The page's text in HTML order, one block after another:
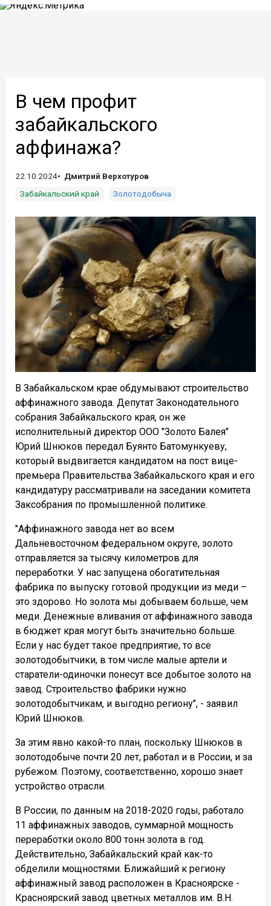
В чем профит
забайкальского
аффинажа?
22.10.2024
Дмитрий Верхотуров
Забайкальский край
Золотодобыча
В Забайкальском крае обдумывают строительство
аффинажного завода. Депутат Законодательного
собрания Забайкальского края, он же
исполнительный директор ООО "Золото Балея"
Юрий Шнюков передал Буянто Батомункуеву,
который выдвигается кандидатом на пост вице-
премьера Правительства Забайкальского края и его
кандидатуру рассматривали на заседании комитета
Заксобрания по промышленной политике.
"Аффинажного завода нет во всем
Дальневосточном федеральном округе, золото
отправляется за тысячу километров для
переработки. У нас запущена обогатительная
фабрика по выпуску готовой продукции из меди –
это здорово. Но золота мы добываем больше, чем
меди. Денежные вливания от аффинажного завода
в бюджет края могут быть значительно больше.
Если у нас будет такое предприятие, то все
золотодобытчики, в том числе малые артели и
старатели-одиночки понесут все добытое золото на
завод. Строительство фабрики нужно
золотодобытчикам, и выгодно региону", - заявил
Юрий Шнюков.
За этим явно какой-то план, поскольку Шнюков в
золотодобыче почти 20 лет, работал и в России, и за
рубежом. Поэтому, соответственно, хорошо знает
устройство отрасли.
В России, по данным на 2018-2020 годы, работало
11 аффинажных заводов, суммарной мощность
переработки около 800 тонн золота в год.
Действительно, Забайкальский край как-то
обделили мощностями. Ближайший к региону
аффинажный завод расположен в Красноярске -
Красноярский завод цветных металлов им. В.Н.